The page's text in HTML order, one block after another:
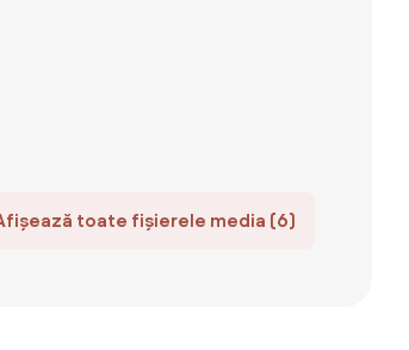
toate fișierele media (6)